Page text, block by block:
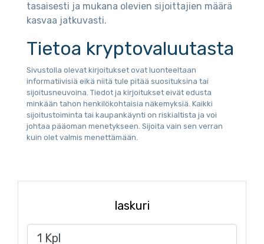
tasaisesti ja mukana olevien sijoittajien määrä
kasvaa jatkuvasti.
Tietoa kryptovaluutasta
Sivustolla olevat kirjoitukset ovat luonteeltaan
informatiivisiä eikä niitä tule pitää suosituksina tai
sijoitusneuvoina. Tiedot ja kirjoitukset eivät edusta
minkään tahon henkilökohtaisia näkemyksiä. Kaikki
sijoitustoiminta tai kaupankäynti on riskialtista ja voi
johtaa pääoman menetykseen. Sijoita vain sen verran
kuin olet valmis menettämään.
laskuri